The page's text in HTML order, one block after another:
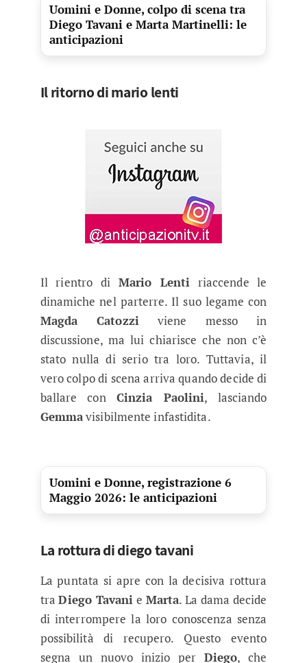
Uomini e Donne, colpo di scena tra
Diego Tavani e Marta Martinelli: le
anticipazioni
Il ritorno di mario lenti
Il rientro di Mario Lenti riaccende le
dinamiche nel parterre. Il suo legame con
Magda Catozziviene messo in
discussione, ma lui chiarisce che non c’è
stato nulla di serio tra loro. Tuttavia, il
vero colpo di scena arriva quando decide di
ballare con Cinzia Paolini, lasciando
Gemmavisibilmente infastidita.
Uomini e Donne, registrazione 6
Maggio 2026: le anticipazioni
La rottura di diego tavani
La puntata si apre con la decisiva rottura
traDiego Tavani e Marta. La dama decide
di interrompere la loro conoscenza senza
possibilità di recupero. Questo evento
segna un nuovo inizio per Diego, che